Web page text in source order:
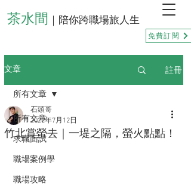
茶水間 ｜陪你跨職場旅人生
免費訂閱
文章 註冊
所有文章
求職面試
職場案例學
職場攻略
所有文章
竹北賞螢去｜一堤之隔，螢火點點！
石頭哥
2022年7月12日